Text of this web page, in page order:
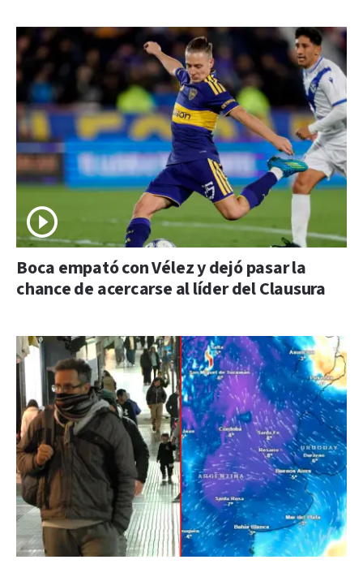
Boca empató con Vélez y dejó pasar la
chance de acercarse al líder del Clausura